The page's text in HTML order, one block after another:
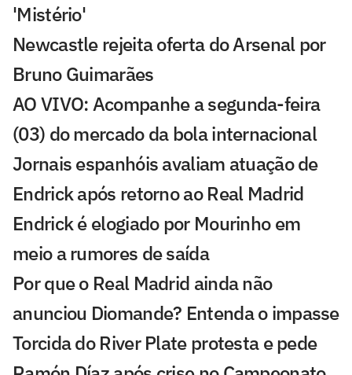
'Mistério'
Newcastle rejeita oferta do Arsenal por
Bruno Guimarães
AO VIVO: Acompanhe a segunda-feira
(03) do mercado da bola internacional
Jornais espanhóis avaliam atuação de
Endrick após retorno ao Real Madrid
Endrick é elogiado por Mourinho em
meio a rumores de saída
Por que o Real Madrid ainda não
anunciou Diomande? Entenda o impasse
Torcida do River Plate protesta e pede